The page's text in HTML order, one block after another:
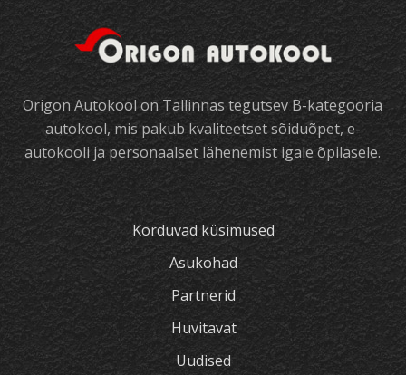
Origon Autokool on Tallinnas tegutsev B-kategooria
autokool, mis pakub kvaliteetset sõiduõpet, e-
autokooli ja personaalset lähenemist igale õpilasele.
Korduvad küsimused
Asukohad
Partnerid
Huvitavat
Uudised